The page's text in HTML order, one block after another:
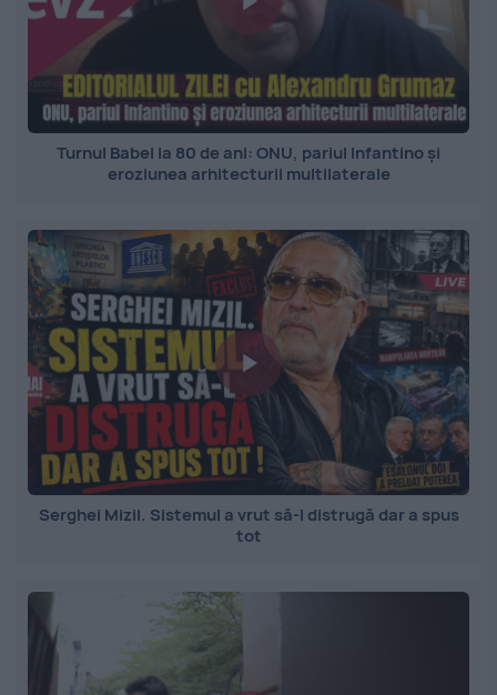
Turnul Babel la 80 de ani: ONU, pariul Infantino și
eroziunea arhitecturii multilaterale
Serghei Mizil. Sistemul a vrut să-l distrugă dar a spus
tot